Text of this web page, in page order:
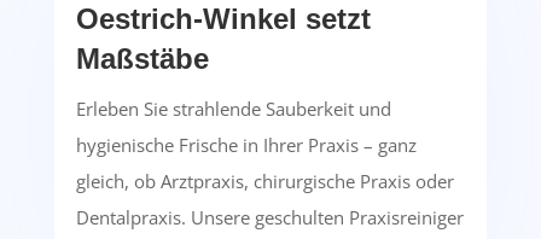
Oestrich-Winkel setzt
Maßstäbe
Erleben Sie strahlende Sauberkeit und
hygienische Frische in Ihrer Praxis – ganz
gleich, ob Arztpraxis, chirurgische Praxis oder
Dentalpraxis. Unsere geschulten Praxisreiniger